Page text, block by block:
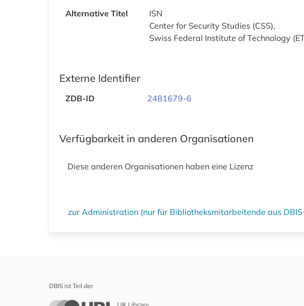
Alternative Titel
ISN
Center for Security Studies (CSS),
Swiss Federal Institute of Technology
Externe Identifier
ZDB-ID 2481679-6
Verfügbarkeit in anderen Organisationen
Diese anderen Organisationen haben eine Lizenz
zur Administration (nur für Bibliotheksmitarbeitende aus
DBIS ist Teil der